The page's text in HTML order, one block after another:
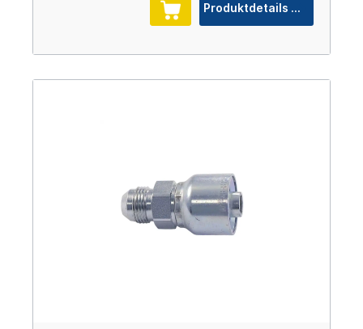
Produktdetails